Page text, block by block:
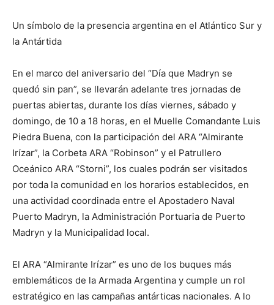
Un símbolo de la presencia argentina en el Atlántico Sur y
la Antártida
En el marco del aniversario del “Día que Madryn se
quedó sin pan”, se llevarán adelante tres jornadas de
puertas abiertas, durante los días viernes, sábado y
domingo, de 10 a 18 horas, en el Muelle Comandante Luis
Piedra Buena, con la participación del ARA “Almirante
Irízar”, la Corbeta ARA “Robinson” y el Patrullero
Oceánico ARA “Storni”, los cuales podrán ser visitados
por toda la comunidad en los horarios establecidos, en
una actividad coordinada entre el Apostadero Naval
Puerto Madryn, la Administración Portuaria de Puerto
Madryn y la Municipalidad local.
El ARA “Almirante Irízar” es uno de los buques más
emblemáticos de la Armada Argentina y cumple un rol
estratégico en las campañas antárticas nacionales. A lo